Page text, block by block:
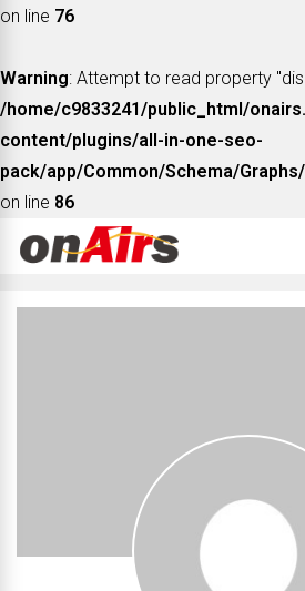
on line 76
Warning: Attempt to read property
/home/c9833241/public_html/
content/plugins/all-in-one-seo-
pack/app/Common/Schema/
on line 86